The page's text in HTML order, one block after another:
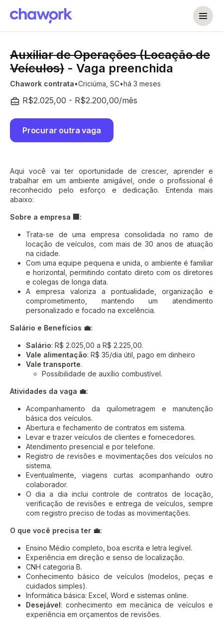
Auxiliar de Operações (Locação de
Veículos) - Vaga preenchida
Chawork contrata Criciúma, SC há 3 meses
R$2.025,00 - R$2.200,00/mês
Procurar outra vaga
Aqui você vai ter oportunidade de crescer, aprender e
trabalhar em um ambiente amigável, onde o profissional é
reconhecido pelo esforço e dedicação. Entenda mais
abaixo:
Sobre a empresa 🏢:
Trata-se de uma empresa consolidada no ramo de
locação de veículos, com mais de 30 anos de atuação
na cidade.
Com uma equipe pequena e unida, o ambiente é familiar
e horizontal, permitindo contato direto com os diretores
e colegas de longa data.
A empresa valoriza a pontualidade, organização e
comprometimento, mantendo um atendimento
personalizado e focado na excelência.
Salário e Benefícios 💼:
Salário: R$ 2.025,00 a R$ 2.225,00.
Vale alimentação: R$ 35/dia útil, pago em dinheiro
Vale transporte.
Possibilidade de auxílio combustível.
Atividades da vaga 💼:
Acompanhamento da quilometragem e manutenção
básica dos veículos.
Abertura e fechamento de contratos em sistema.
Levar e trazer veículos de clientes e fornecedores.
Atendimento presencial e por telefone.
Registro de revisões e movimentações dos veículos no
sistema.
Eventualmente, viagens curtas acompanhando outro
colaborador.
O dia a dia inclui controle de contratos de locação,
verificação de revisões e entrega de veículos, sempre
com registro preciso de todas as movimentações.
O que você precisa ter 💼:
Ensino Médio completo, boa escrita e letra legível.
Experiência em direção e senso de localização.
CNH categoria B.
Conhecimento básico de veículos (modelos, peças e
cuidados simples).
Informática básica: Excel, Word e sistemas online.
Desejável: conhecimento em mecânica de veículos e
experiência em orçamentos de revisões.